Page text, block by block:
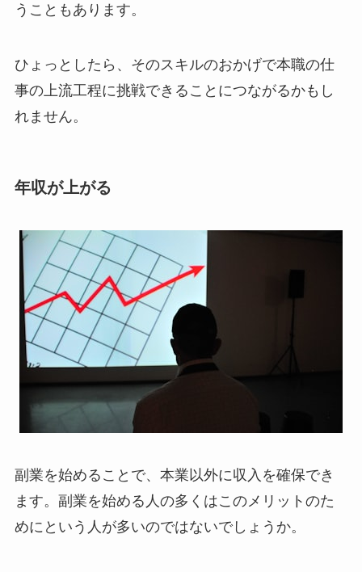
うこともあります。
ひょっとしたら、そのスキルのおかげで本職の仕
事の上流工程に挑戦できることにつながるかもし
れません。
年収が上がる
副業を始めることで、本業以外に収入を確保でき
ます。副業を始める人の多くはこのメリットのた
めにという人が多いのではないでしょうか。